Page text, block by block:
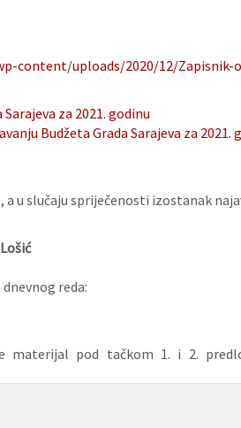
content/uploads/2020/12/
za 2021. godinu
Budžeta Grada Sarajeva za 2021.
a u slučaju spriječenosti izostanak
reda:
materijal pod tačkom 1. i 2.